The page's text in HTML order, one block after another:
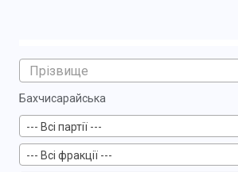
Бахчисарайська
--- Всі партії ---
--- Всі фракції ---